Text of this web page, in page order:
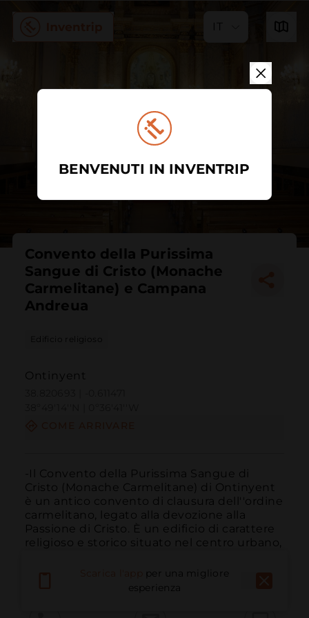
IT
Convento della Purissima
Sangue di Cristo (Monache
Carmelitane) e Campana
Andreua
Edificio religioso
Ontinyent
-Il Convento della Purissima Sangue di
Cristo (Monache Carmelitane) di Ontinyent
è un antico convento di clausura dell''ordine
carmelitano, legato alla devozione alla
Passione di Cristo. È un edificio di carattere
religioso e storico situato nel centro urbano,
per una migliore
esperienza
BENVENUTI IN INVENTRIP